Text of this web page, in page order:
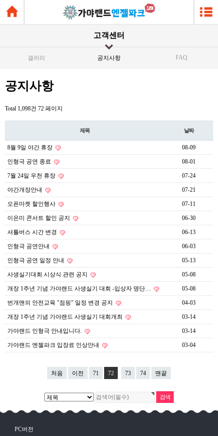
고객센터
갤러리 공지사항 FAQ
공지사항
Total 1,098건 72 페이지
제목 날짜
8월 9일 야간 휴장 08-09
인형극 공연 종료 08-01
7월 24일 우천 휴장 07-24
야간개장안내 07-21
오픈마켓 할인행사 07-11
이은미 콘서트 할인 공지 06-30
셔틀버스 시간 변경 06-13
인형극 공연안내 06-03
인형극 공연 일정 안내 05-13
사생실기대회 시상식 관련 공지 05-08
개장 1주년 기념 가야랜드 사생실기 대회 -입상자 명단… 05-08
번개맨의 안전교육 "점핑" 일정 변경 공지 04-03
개장 1주년 기념 가야랜드 사생실기 대회개최 03-14
가야랜드 인형극 안내입니다. 03-14
가야랜드 엔젤파크 입장료 인상안내 03-04
처음 이전 71 72 73 74 맨끝
PC버전